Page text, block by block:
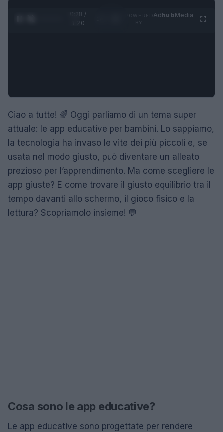
0:28 /
1:20
AdhubMedia
Ciao a tutte! 🌈 Oggi parliamo di un tema super
attuale: le app educative per bambini. Lo sappiamo,
la tecnologia ha invaso le vite dei più piccoli e, se
usata nel modo giusto, può diventare un alleato
prezioso per l’apprendimento. Ma come scegliere le
app giuste? E come trovare il giusto equilibrio tra il
tempo davanti allo schermo, il gioco fisico e la
lettura? Scopriamolo insieme! 💬
Cosa sono le app educative?
Le app educative sono progettate per rendere